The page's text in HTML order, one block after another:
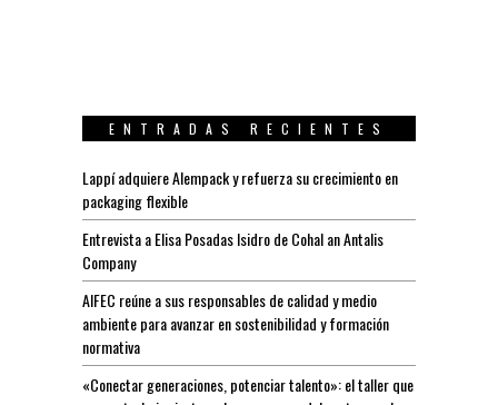
ENTRADAS RECIENTES
Lappí adquiere Alempack y refuerza su crecimiento en
packaging flexible
Entrevista a Elisa Posadas Isidro de Cohal an Antalis
Company
AIFEC reúne a sus responsables de calidad y medio
ambiente para avanzar en sostenibilidad y formación
normativa
«Conectar generaciones, potenciar talento»: el taller que